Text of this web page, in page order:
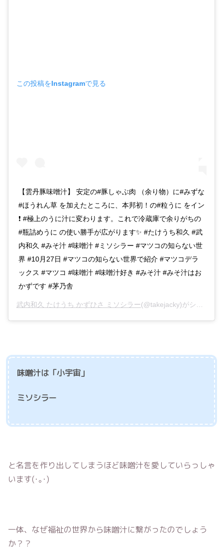
この投稿をInstagramで見る
【雲丹豚味噌汁】 安定の#豚しゃぶ肉 （余り物）に#みずな
#ほうれん草 を加えたところに、本邦初！の#粒うに をイン
❗️ #極上のうに汁に変わります。これで冷蔵庫で余りがちの
#瓶詰めうに の使い勝手が広がります✨ #たけうち和久 #武
内和久 #みそ汁 #味噌汁 #ミソシラー #マツコの知らない世
界 #10月27日 #マツコの知らない世界で紹介 #マツコデラ
ックス #マツコ #味噌汁 #味噌汁好き #みそ汁 #みそ汁はお
かずです #茅乃舎
武内和久 たけうち かずひさ ミソシラー(@takejacky)がシェアした投稿 –
味噌汁は「小宇宙」
ミソシラー
と名言を作り出してしまうほど味噌汁を愛していらっしゃ
います(･｡･)
一体、なぜ福祉の世界から味噌汁に繋がったのでしょう
か？？